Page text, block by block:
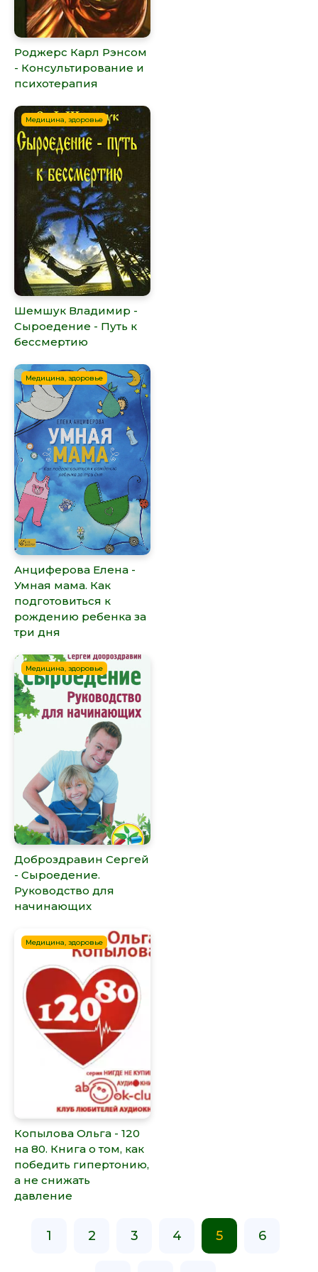
Роджерс Карл Рэнсом
- Консультирование и
психотерапия
Медицина, здоровье
Шемшук Владимир -
Сыроедение - Путь к
бессмертию
Медицина, здоровье
Анциферова Елена -
Умная мама. Как
подготовиться к
рождению ребенка за
три дня
Медицина, здоровье
Доброздравин Сергей
- Сыроедение.
Руководство для
начинающих
Медицина, здоровье
Копылова Ольга - 120
на 80. Книга о том, как
победить гипертонию,
а не снижать
давление
1 2 3 4 5 6